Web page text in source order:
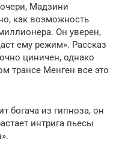
Мадзини
как возможность
Он уверен,
ему режим». Рассказ
циничен, однако
трансе Менген все это
богача из гипноза, он
интрига пьесы